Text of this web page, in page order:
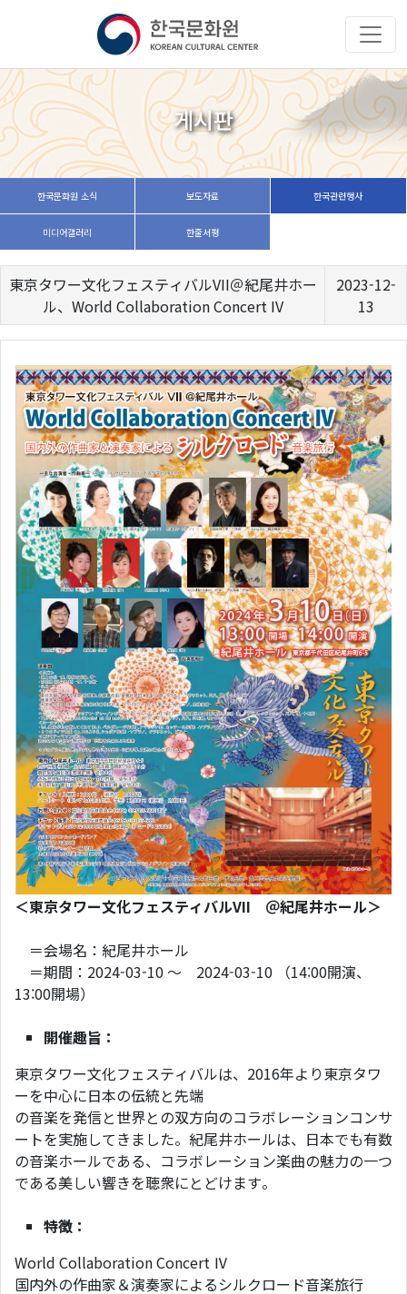
게시판
한국문화원 소식 보도자료 한국관련행사
미디어갤러리 한줄서평
東京タワー文化フェスティバルVII＠紀尾井ホー
ル、World Collaboration Concert IV
2023-12-
13
＜東京タワー文化フェスティバルVII ＠紀尾井ホール＞
＝会場名：紀尾井ホール
＝期間：2024-03-10 ～ 2024-03-10 （14:00開演、
13:00開場）
開催趣旨：
東京タワー文化フェスティバルは、2016年より東京タワ
ーを中心に日本の伝統と先端
の音楽を発信と世界との双方向のコラボレーションコンサ
ートを実施してきました。紀尾井ホールは、日本でも有数
の音楽ホールである、コラボレーション楽曲の魅力の一つ
である美しい響きを聴衆にとどけます。
特徴：
World Collaboration Concert Ⅳ
国内外の作曲家＆演奏家によるシルクロード音楽旅行